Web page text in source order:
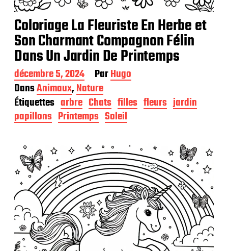
Coloriage La Fleuriste En Herbe et
Son Charmant Compagnon Félin
Dans Un Jardin De Printemps
D
a
t
e
d
e
i
a
t
i
n
décembre 5, 2024 ParHugo
DansAnimaux,Nature
Étiquettes arbre Chats filles fleurs jardin
papillons Printemps Soleil